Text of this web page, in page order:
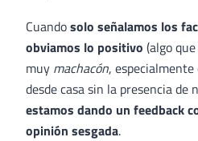
Cuandosolo señalamos los
obviamos lo positivo (algo
muy machacón,
desde casa sin la presencia de
estamos dando un feedback
opinión sesgada.